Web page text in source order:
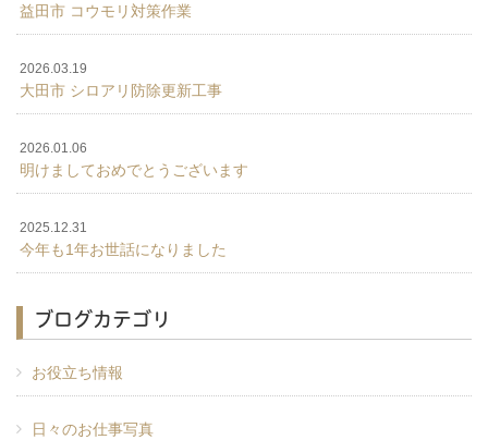
益田市 コウモリ対策作業
2026.03.19
大田市 シロアリ防除更新工事
2026.01.06
明けましておめでとうございます
2025.12.31
今年も1年お世話になりました
ブログカテゴリ
お役立ち情報
日々のお仕事写真